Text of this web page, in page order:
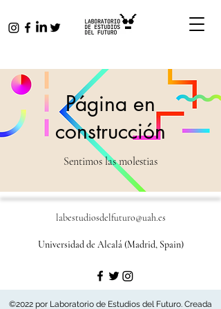
Página en
construcción
Sentimos las molestias
labestudiosdelfuturo@uah.es
Universidad de Alcalá (Madrid, Spain)
©2022 por Laboratorio de Estudios del Futuro. Creada